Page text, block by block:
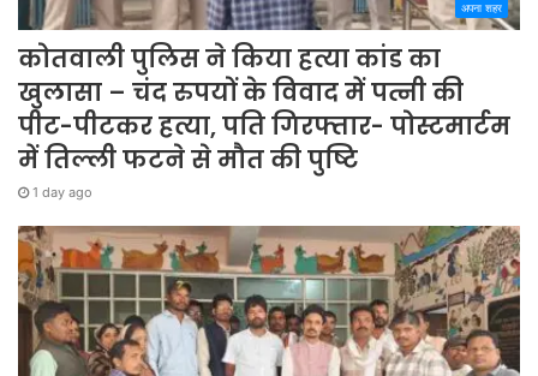
अपना शहर
कोतवाली पुलिस ने किया हत्या कांड का
खुलासा – चंद रुपयों के विवाद में पत्नी की
पीट-पीटकर हत्या, पति गिरफ्तार- पोस्टमार्टम
में तिल्ली फटने से मौत की पुष्टि
1 day ago